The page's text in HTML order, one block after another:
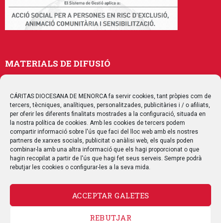
CÁRITAS DIOCESANA DE MENORCA fa servir cookies, tant pròpies com de
tercers, tècniques, analítiques, personalitzades, publicitàries i / o afiliats,
per oferir les diferents finalitats mostrades a la configuració, situada en
la nostra política de cookies. Amb les cookies de tercers podem
compartir informació sobre l'ús que faci del lloc web amb els nostres
partners de xarxes socials, publicitat o anàlisi web, els quals poden
combinar-la amb una altra informació que els hagi proporcionat o que
hagin recopilat a partir de l'ús que hagi fet seus serveis. Sempre podrà
rebutjar les cookies o configurar-les a la seva mida.
ACCEPTAR GALETES
REBUTJAR
MATERIALS DE DIFUSIÓ
Publicacions
Multimedia
SEGUEIX-NOS
POLÍTICA DE PRIVACITAT